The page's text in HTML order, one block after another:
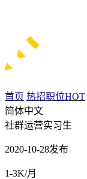
首页 热招职位HOT
简体中文
社群运营实习生
2020-10-28发布
1-3K/月